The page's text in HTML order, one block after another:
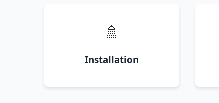
🚿
Installation